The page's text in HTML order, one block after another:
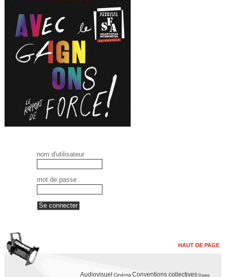
nom d'utilisateur
mot de passe
HAUT DE PAGE
Audiovisuel Cinéma Conventions collectives Danse